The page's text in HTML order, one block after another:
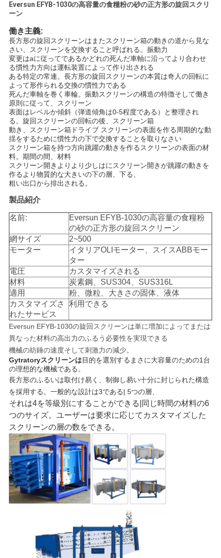
管
理
私
達
に
連
絡
し
な
さ
い
引
用
を
要
求
し
な
さ
い
SITEMAP
プ
ラ
Eversun EFYB-1030の高容量の食糧粉の砂の正方形の旋回スクリ
ーン
働き主義:
長方形の旋回スクリーンはまたスクリーン箱の動きの道から見な
さい、スクリーンを交換すること呼ばれる。振動力
変更はaに従ってであるかどれの死んだ車軸に沿ってより合わせ
る慣性力方向は運転装置によって作り出される
ある特定の常連。長方形の旋回スクリーンの本質は奇人の回転に
よって形作られる交換の慣性力である
死んだ車軸を巻く車輪。振動スクリーンの構造の特徴そして働き
原則に従って、スクリーン
表面はレベルか傾斜（弾道傾角は0-5程度である）と整理され
る。旋回スクリーンの回転の後、スクリーン箱
動き、スクリーン箱ドライブ スクリーンの表面を作る周期的な動
揺をするために慣性力の下で交換することを取りなさい
スクリーン箱を持つ方向跳躍の動きを作るスクリーンの表面の材
料。期間の間、材料
スクリーン開きよりより少しはにスクリーン開きが跳躍の動きを
作るより物質的な大きいの下の層、下る、
粗い出口から排出される。
製品紹介
名前:
Eversun EFYB-1030の高容量の食糧粉
の砂の正方形の旋回スクリーン
網サイズ
2~500
モーター
イタリアOLIモーター、スイスABBモー
ター
電圧
カスタマイズされる
材料
炭素鋼、SUS304、SUS316L
適用
粉、微粒、大きさの固体、液体
カスタマイズさ
れたサービス
利用できる
Eversun EFYB-1030の旋回スクリーンは単に増加によってまたは
異なった材料の高出力のふるう必要性を実現できる
機械の紡錘の速度そして刺激力の減少。
Gytratoryスクリーンは目的を選別するまさに大容量のための1台
の理想的な機械である。
長方形のふるいは取付け易く、制御し易い十分に封じられた構造
を採用する。一般的な設計は3である| 5つの層、
それは4を等級別にすることができる|同じ時間の材料の6
つのサイズ。ユーザーは要求に応じてカスタマイズした
スクリーンの層の数をできる。